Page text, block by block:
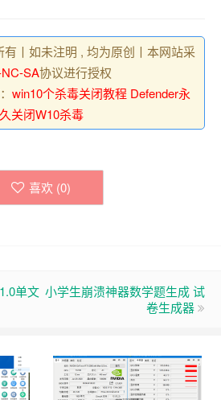
丨如未注明 , 均为原创丨本网站采
NC-SA协议进行授权
win10个杀毒关闭教程 Defender永
久关闭W10杀毒
喜欢 (0)
单文 小学生崩溃神器数学题生成 试
卷生成器